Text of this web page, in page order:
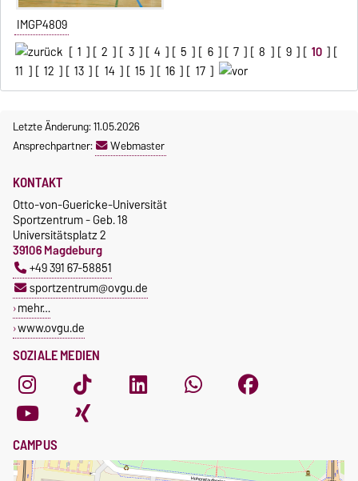
IMGP4809
[ 1 ] [ 2 ] [ 3 ] [ 4 ] [ 5 ] [ 6 ] [ 7 ] [ 8 ] [ 9 ] [ 10 ] [
11 ] [ 12 ] [ 13 ] [ 14 ] [ 15 ] [ 16 ] [ 17 ]
Letzte Änderung: 11.05.2026
Ansprechpartner:
Webmaster
SOZIALE MEDIEN
KONTAKT
Otto-von-Guericke-Universität
Sportzentrum - Geb. 18
Universitätsplatz 2
39106 Magdeburg
+49 391 67-58851
sportzentrum@ovgu.de
mehr…
www.ovgu.de
CAMPUS